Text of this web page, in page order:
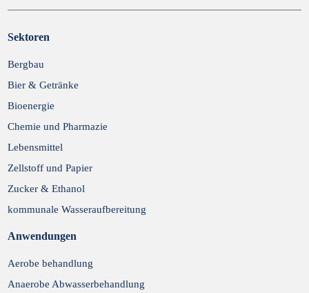
Abschicken
Sektoren
Bergbau
Bier & Getränke
Bioenergie
Chemie und Pharmazie
Lebensmittel
Zellstoff und Papier
Zucker & Ethanol
kommunale Wasseraufbereitung
Anwendungen
Aerobe behandlung
Anaerobe Abwasserbehandlung